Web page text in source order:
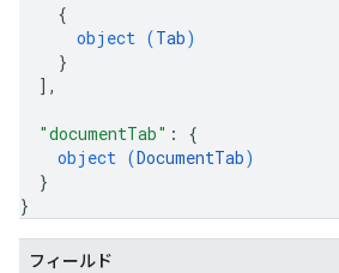
{
object (Tab)
}
] ,
"documentTab" : {
object (DocumentTab)
}
}
フィールド